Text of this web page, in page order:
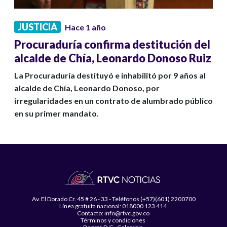
JUSTICIA Hace 1 año
Procuraduría confirma destitución del
alcalde de Chía, Leonardo Donoso Ruiz
La Procuraduría destituyó e inhabilitó por 9 años al
alcalde de Chía, Leonardo Donoso, por
irregularidades en un contrato de alumbrado público
en su primer mandato.
Av. El Dorado Cr. 45 # 26 - 33 - Teléfonos (+57)(601) 2200700
Línea gratuita nacional: 018000 123 414
Contacto: info@rtvc.gov.co
Términos y condiciones